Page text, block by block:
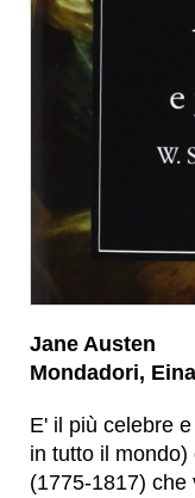
Jane Austen
Mondadori,
E' il più celebre
in tutto il
(1775-1817) che